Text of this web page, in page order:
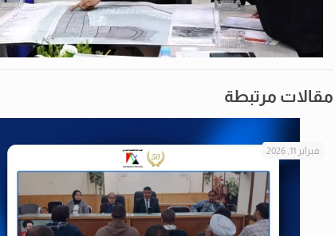
مقالات مرتبطة
فبراير 11, 2026